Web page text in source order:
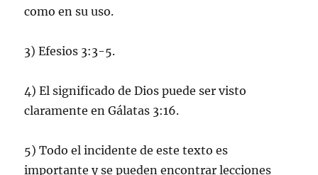
como en su uso.
3) Efesios 3:3-5.
4) El significado de Dios puede ser visto
claramente en Gálatas 3:16.
5) Todo el incidente de este texto es
importante y se pueden encontrar lecciones